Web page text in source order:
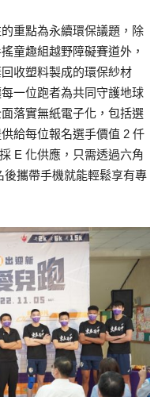
重點為永續環保議題，除
童趣組越野障礙賽道外，
收塑料製成的環保紗材
一位跑者為共同守護地球
落實無紙電子化，包括選
給每位報名選手價值 2 仟
E 化供應，只需透過六角
攜帶手機就能輕鬆享有專